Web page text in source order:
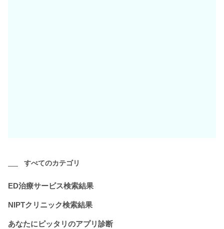
すべてのカテゴリ
ED治療サービス検索結果
NIPTクリニック検索結果
あなたにピッタリのアプリ診断